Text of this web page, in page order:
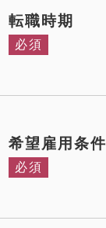
転職時期
必須
希望雇用条件
必須